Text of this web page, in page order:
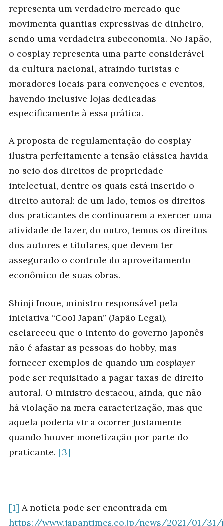
representa um verdadeiro mercado que
movimenta quantias expressivas de dinheiro,
sendo uma verdadeira subeconomia. No Japão,
o cosplay representa uma parte considerável
da cultura nacional, atraindo turistas e
moradores locais para convenções e eventos,
havendo inclusive lojas dedicadas
especificamente à essa prática.
A proposta de regulamentação do cosplay
ilustra perfeitamente a tensão clássica havida
no seio dos direitos de propriedade
intelectual, dentre os quais está inserido o
direito autoral: de um lado, temos os direitos
dos praticantes de continuarem a exercer uma
atividade de lazer, do outro, temos os direitos
dos autores e titulares, que devem ter
assegurado o controle do aproveitamento
econômico de suas obras.
Shinji Inoue, ministro responsável pela
iniciativa “Cool Japan” (Japão Legal),
esclareceu que o intento do governo japonês
não é afastar as pessoas do hobby, mas
fornecer exemplos de quando um cosplayer
pode ser requisitado a pagar taxas de direito
autoral. O ministro destacou, ainda, que não
há violação na mera caracterização, mas que
aquela poderia vir a ocorrer justamente
quando houver monetização por parte do
praticante. [3]
[1] A notícia pode ser encontrada em
https://www.japantimes.co.jp/news/2021/01/